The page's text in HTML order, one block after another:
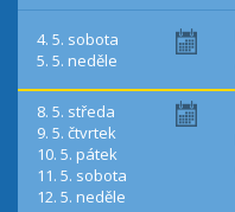
4. 5. sobota
5. 5. neděle
8. 5. středa
9. 5. čtvrtek
10. 5. pátek
11. 5. sobota
12. 5. neděle